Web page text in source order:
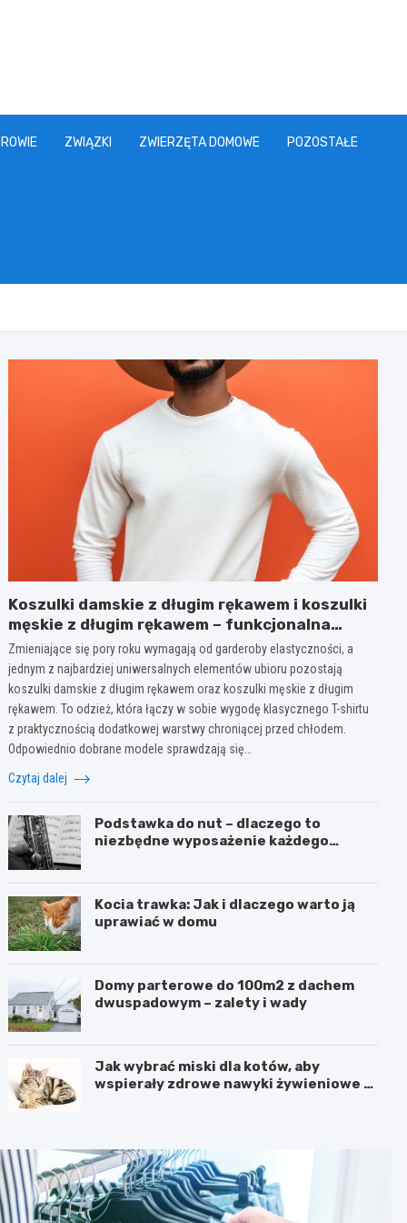
ZWIĄZKI ZWIERZĘTA DOMOWE POZOSTAŁE
Koszulki damskie z długim rękawem i koszulki
męskie z długim rękawem – funkcjonalna
elegancja na każdą porę roku
Zmieniające się pory roku wymagają od garderoby elastyczności, a
jednym z najbardziej uniwersalnych elementów ubioru pozostają
koszulki damskie z długim rękawem oraz koszulki męskie z długim
rękawem. To odzież, która łączy w sobie wygodę klasycznego T-shirtu
z praktycznością dodatkowej warstwy chroniącej przed chłodem.
Odpowiednio dobrane modele sprawdzają się…
Czytaj dalej
Podstawka do nut – dlaczego to
niezbędne wyposażenie każdego
Kocia trawka: Jak i dlaczego warto ją
uprawiać w domu
Domy parterowe do 100m2 z dachem
dwuspadowym – zalety i wady
Jak wybrać miski dla kotów, aby
wspierały zdrowe nawyki żywieniowe i